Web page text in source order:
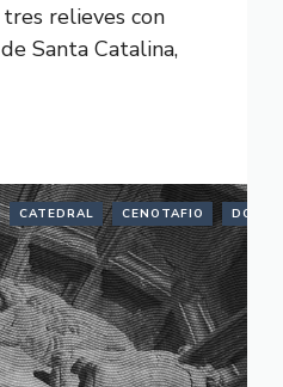
relieves con
Santa Catalina,
CATEDRAL CENOTAFIO